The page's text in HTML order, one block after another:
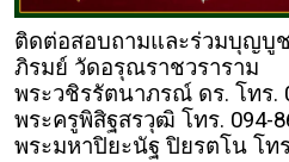
ติดต่อสอบถามและร่วมบุญบู
ภิรมย์ วัดอรุณราชวราราม
พระวชิรรัตนาภรณ์ ดร. โทร.
พระครูพิสิฐสรวุฒิ โทร. 094-
พระมหาปิยะนัฐ ปิยรตโน โทร